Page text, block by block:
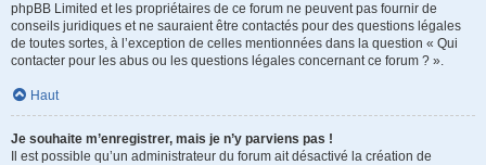
phpBB Limited et les propriétaires de ce forum ne peuvent pas fournir de
conseils juridiques et ne sauraient être contactés pour des questions légales
de toutes sortes, à l’exception de celles mentionnées dans la question « Qui
contacter pour les abus ou les questions légales concernant ce forum ? ».
Haut
Je souhaite m’enregistrer, mais je n’y parviens pas !
Il est possible qu’un administrateur du forum ait désactivé la création de